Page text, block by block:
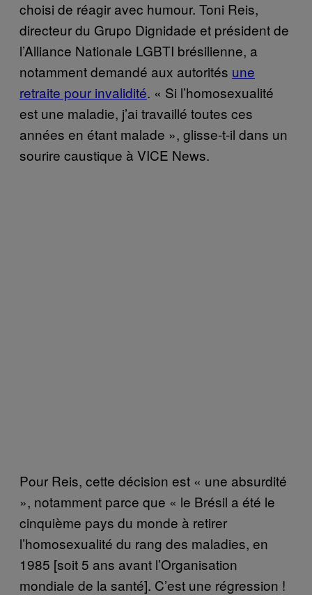
choisi de réagir avec humour. Toni Reis,
directeur du Grupo Dignidade et président de
l’Alliance Nationale LGBTI brésilienne, a
notamment demandé aux autorités une
retraite pour invalidité. « Si l’homosexualité
est une maladie, j’ai travaillé toutes ces
années en étant malade », glisse-t-il dans un
sourire caustique à VICE News.
Pour Reis, cette décision est « une absurdité
», notamment parce que « le Brésil a été le
cinquième pays du monde à retirer
l’homosexualité du rang des maladies, en
1985 [soit 5 ans avant l’Organisation
mondiale de la santé]. C’est une régression !